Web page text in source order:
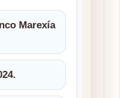
Marexía